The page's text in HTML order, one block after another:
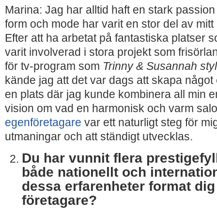
Marina: Jag har alltid haft en stark
form och mode har varit en stor del av
Efter att ha arbetat på fantastiska platser
varit involverad i stora projekt som
för tv-program som Trinny & Susannah
kände jag att det var dags att skapa
en plats där jag kunde kombinera all min
vision om vad en harmonisk och varm
egenföretagare var ett naturligt steg för
utmaningar och att ständigt utvecklas.
Du har vunnit flera
både nationellt och
dessa erfarenheter format
företagare?